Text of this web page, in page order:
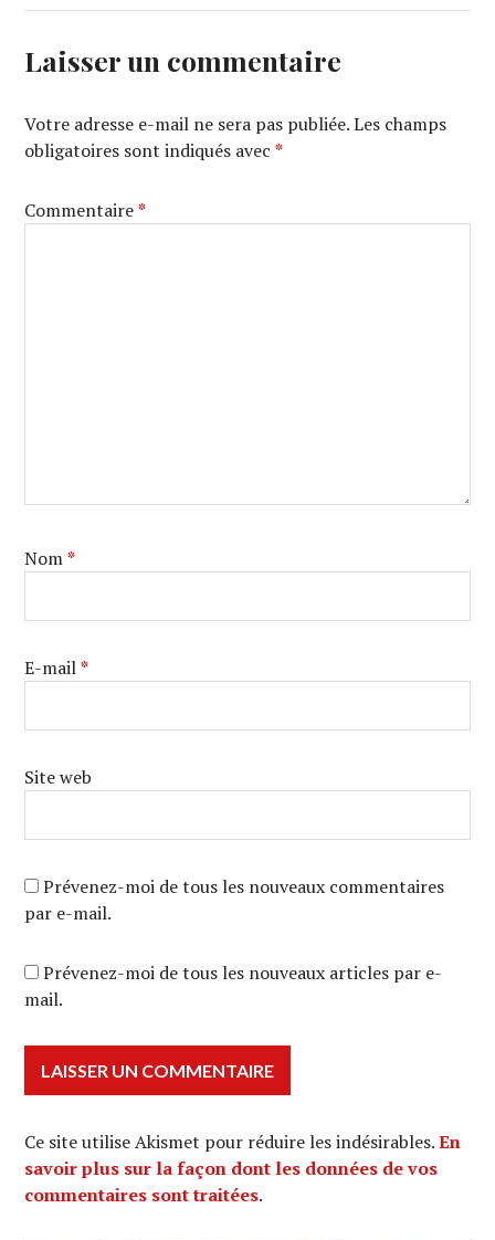
Laisser un commentaire
Votre adresse e-mail ne sera pas publiée. Les champs
obligatoires sont indiqués avec*
Commentaire*
Nom*
E-mail*
Site web
Prévenez-moi de tous les nouveaux commentaires
par e-mail.
Prévenez-moi de tous les nouveaux articles par e-
mail.
Ce site utilise Akismet pour réduire les indésirables.En
savoir plus sur la façon dont les données de vos
commentaires sont traitées.